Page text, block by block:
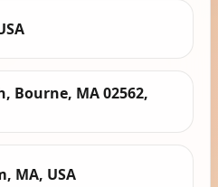
Bourne, MA 02562,
MA, USA